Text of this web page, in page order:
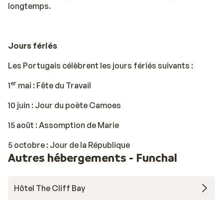
longtemps.
Jours fériés
Les Portugais célèbrent les jours fériés suivants :
1er mai : Fête du Travail
10 juin : Jour du poète Camoes
15 août : Assomption de Marie
5 octobre : Jour de la République
Autres hébergements - Funchal
Hôtel The Cliff Bay